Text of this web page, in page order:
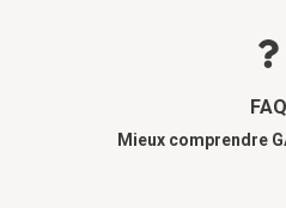
FAQ
Mieux comprendre